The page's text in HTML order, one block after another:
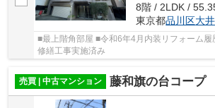
8階 / 2LDK /
東京都品川区大井
■最上階角部屋 ■令和6年4月内装リフォーム
修繕工事実施済み
売買 | 中古マンション 藤和旗の台コープ